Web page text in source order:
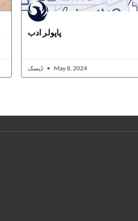
پاپولر ادب
ڈیسک May 8, 2024